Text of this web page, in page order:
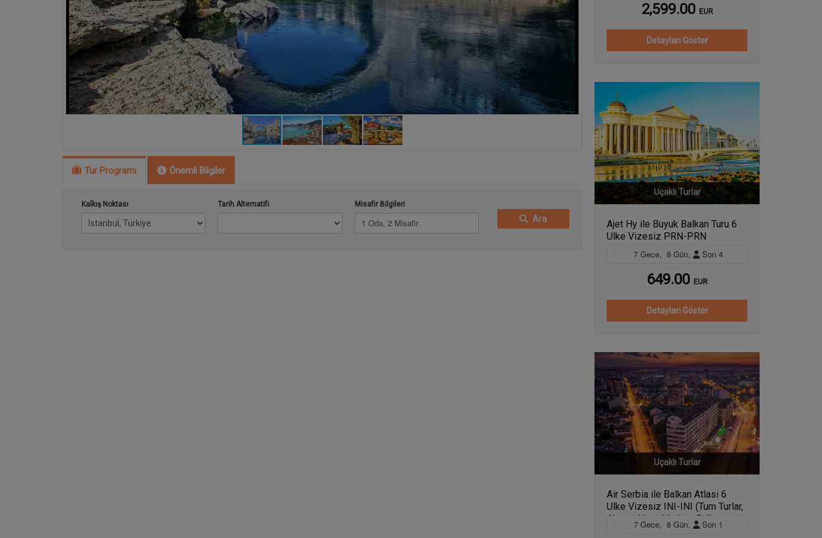
Tur Programı Önemli Bilgiler
Kalkış Noktası Tarih Alternatifi Misafir Bilgileri
1 Oda, 2 Misafir Ara
2,599.00 EUR
Detayları Göster
Uçaklı Turlar
Ajet Hy ile Buyuk Balkan Turu 6
Ulke Vizesiz PRN-PRN
7 Gece, 8 Gün, Son 4
649.00 EUR
Detayları Göster
Uçaklı Turlar
Air Serbia ile Balkan Atlasi 6
Ulke Vizesiz INI-INI (Tum Turlar,
Aksam Yemekleri ve Balkan
Gecesi Dahil) - 26209
7 Gece, 8 Gün, Son 1